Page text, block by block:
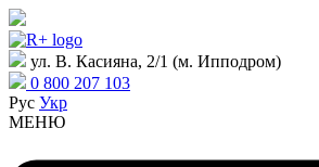
ул. В. Касияна, 2/1 (м. Ипподром)
0 800 207 103
Рус Укр
МЕНЮ